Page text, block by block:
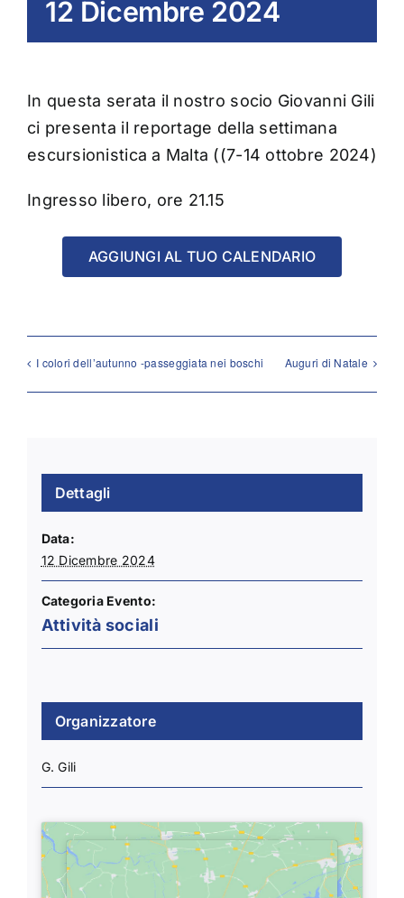
12 Dicembre 2024
In questa serata il nostro socio Giovanni Gili
ci presenta il reportage della settimana
escursionistica a Malta ((7-14 ottobre 2024)
Ingresso libero, ore 21.15
AGGIUNGI AL TUO CALENDARIO
I colori dell’autunno -passeggiata nei boschi Auguri di Natale
Dettagli
Data:
12 Dicembre 2024
Categoria Evento:
Attività sociali
Organizzatore
G. Gili